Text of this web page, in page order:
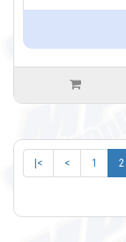
|< < 1 2